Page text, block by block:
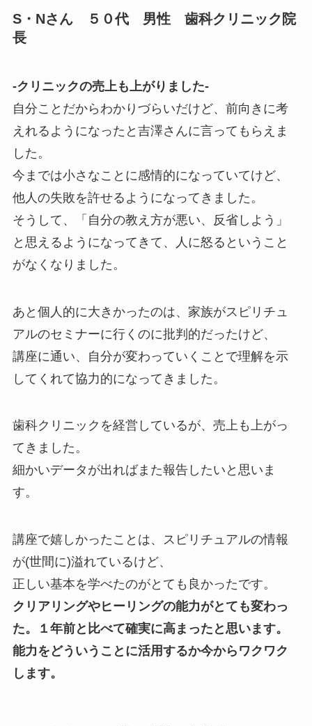
S・Nさん ５０代 男性 歯科クリニック院
長
-クリニックの売上も上がりました-
自分ことだからわかりづらいだけど、前向きに考
えれるようになったと吉澤さんに言ってもらえま
した。
今までは小さなことに感情的になっていてけど、
他人の失敗を許せるようになってきました。
そうして、「自分の教え方が悪い、反省しよう」
と思えるようになってきて、人に怒るということ
がなくなりました。
あと個人的に大きかったのは、家族がスピリチュ
アルのセミナーに行くのに批判的だったけど、
講座に通い、自分が変わっていくことで理解を示
してくれて協力的になってきました。
歯科クリニックを経営しているが、売上も上がっ
てきました。
細かいデータが出ればまた報告したいと思いま
す。
講座で嬉しかったことは、スピリチュアルの情報
が(世間に)溢れているけど、
正しい基本を学べたのがとても良かったです。
クリアリングやヒーリングの能力がとても変わっ
た。１年前と比べて確実に高まったと思います。
能力をどういうことに活用するか今からワクワク
します。